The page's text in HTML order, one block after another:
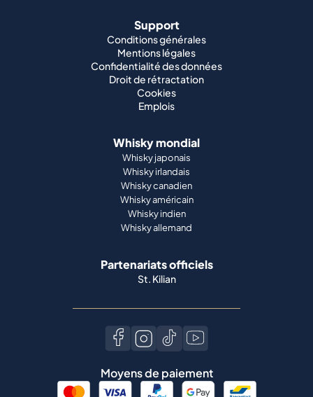
Support
Conditions générales
Mentions légales
Confidentialité des données
Droit de rétractation
Cookies
Emplois
Whisky mondial
Whisky japonais
Whisky irlandais
Whisky canadien
Whisky américain
Whisky indien
Whisky allemand
Partenariats officiels
St. Kilian
Moyens de paiement